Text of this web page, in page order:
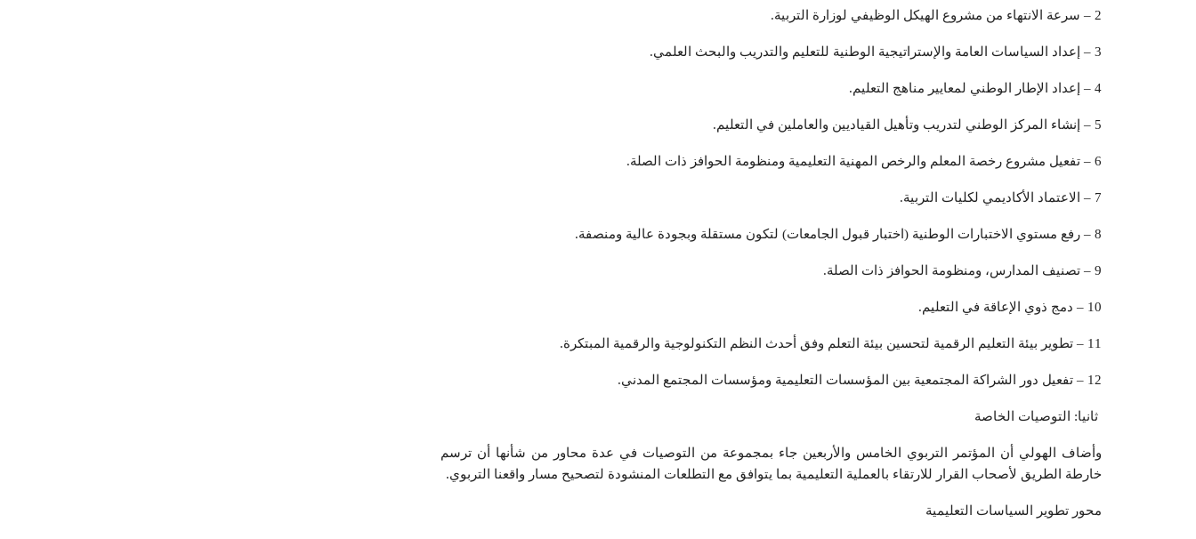
2 – سرعة الانتهاء من مشروع الهيكل الوظيفي لوزارة التربية.
3 – إعداد السياسات العامة والإستراتيجية الوطنية للتعليم والتدريب والبحث العلمي.
4 – إعداد الإطار الوطني لمعايير مناهج التعليم.
5 – إنشاء المركز الوطني لتدريب وتأهيل القياديين والعاملين في التعليم.
6 – تفعيل مشروع رخصة المعلم والرخص المهنية التعليمية ومنظومة الحوافز ذات الصلة.
7 – الاعتماد الأكاديمي لكليات التربية.
8 – رفع مستوي الاختبارات الوطنية (اختبار قبول الجامعات) لتكون مستقلة وبجودة عالية ومنصفة.
9 – تصنيف المدارس، ومنظومة الحوافز ذات الصلة.
10 – دمج ذوي الإعاقة في التعليم.
11 – تطوير بيئة التعليم الرقمية لتحسين بيئة التعلم وفق أحدث النظم التكنولوجية والرقمية المبتكرة.
12 – تفعيل دور الشراكة المجتمعية بين المؤسسات التعليمية ومؤسسات المجتمع المدني.
‫ ثانيا: التوصيات الخاصة
وأضاف الهولي أن المؤتمر التربوي الخامس والأربعين جاء بمجموعة من التوصيات في عدة محاور من شأنها أن ترسم
خارطة الطريق لأصحاب القرار للارتقاء بالعملية التعليمية بما يتوافق مع التطلعات المنشودة لتصحيح مسار واقعنا التربوي.
محور تطوير السياسات التعليمية